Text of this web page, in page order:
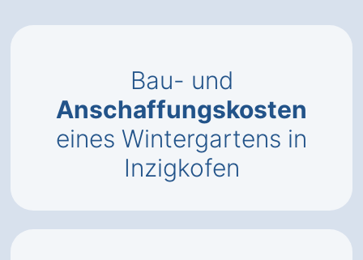
Bau- und
Anschaffungskosten
eines Wintergartens in
Inzigkofen